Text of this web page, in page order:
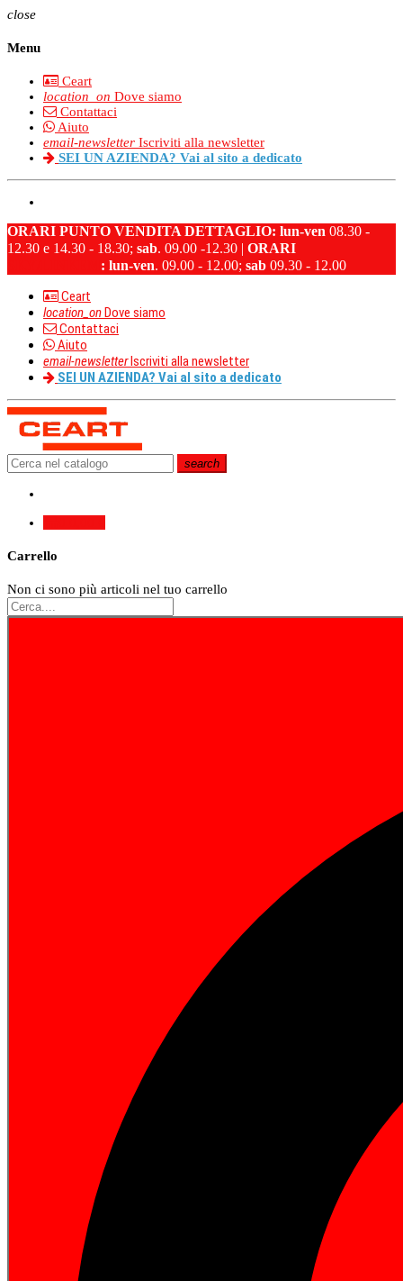
close
Menu
Ceart
location_on Dove siamo
Contattaci
Aiuto
email-newsletter Iscriviti alla newsletter
SEI UN AZIENDA? Vai al sito a dedicato
ORARI PUNTO VENDITA DETTAGLIO: lun-ven 08.30 -
12.30 e 14.30 - 18.30; sab. 09.00 -12.30 | ORARI
: lun-ven. 09.00 - 12.00; sab 09.30 - 12.00
Ceart
location_onDove siamo
Contattaci
Aiuto
email-newsletterIscriviti alla newsletter
SEI UN AZIENDA? Vai al sito a dedicato
search
Carrello
Non ci sono più articoli nel tuo carrello